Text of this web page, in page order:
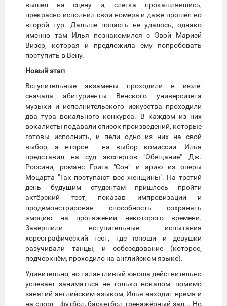
вышел на сцену и, слегка прокашлявшись,
прекрасно исполнил свои номера и даже прошёл во
второй тур. Дальше попасть не удалось, однако
именно там Илья познакомился с Эвой Марией
Визер, которая и предложила ему попробовать
поступить в Вену.
Новый этап
Вступительные экзамены проходили в июле:
сначала абитуриенты Венского университета
музыки и исполнительского искусства проходили
два тура вокального конкурса. В каждом из них
вокалисты подавали список произведений, которые
готовы исполнить, и пели одно из них на свой
выбор, а второе - на выбор комиссии. Илья
представил на суд экспертов "Обещание" Дж.
Россини, романс Грига "Сон" и арию из оперы
Моцарта "Так поступают все женщины". На третий
день будущим студентам пришлось пройти
актёрский тест, показав импровизации и
продемонстрировав способность сохранять
эмоцию на протяжении некоторого времени.
Завершили вступительные испытания
хореографический тест, где юноши и девушки
разучивали танцы, и собеседование (которое,
подчеркнём, проходило на английском языке).
Удивительно, но талантливый юноша действительно
успевает заниматься не только вокалом: помимо
занятий английским языком, Илья находит время и
на спорт - футбол, баскетбол тренажёрный зал... Но